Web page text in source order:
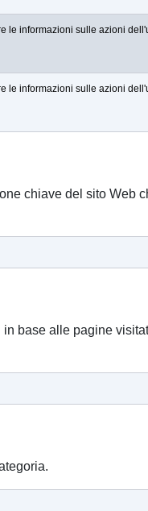
le informazioni sulle azioni
le informazioni sulle azioni
chiave del sito Web
base alle pagine